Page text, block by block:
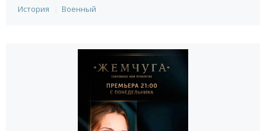
История
Военный